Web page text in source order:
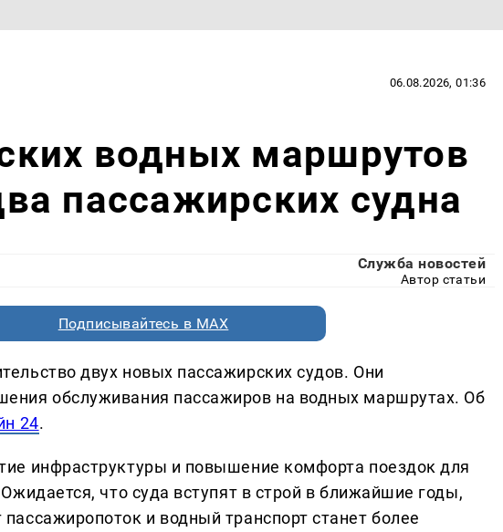
06.08.2026, 01:36
водных маршрутов
пассажирских судна
Служба новостей
Автор статьи
Подписывайтесь в MAX
двух новых пассажирских судов. Они
обслуживания пассажиров на водных маршрутах. Об
24.
инфраструктуры и повышение комфорта поездок для
что суда вступят в строй в ближайшие годы,
и водный транспорт станет более